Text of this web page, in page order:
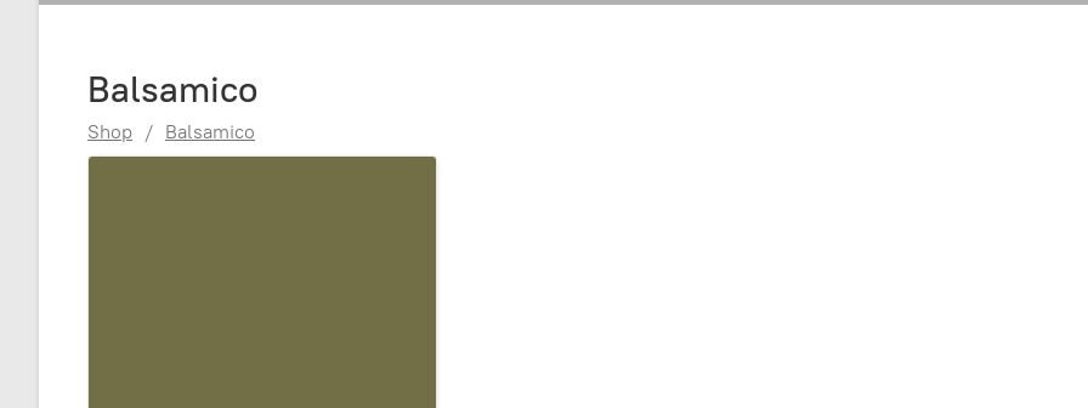
Balsamico
Shop / Balsamico